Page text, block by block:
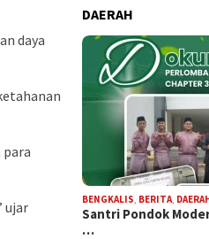
daya
ujar
DAERAH
BENGKALIS BERITA
Santri Pondok
…